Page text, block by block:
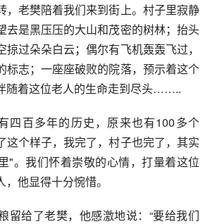
，老樊陪着我们来到街上。村子里寂静
去是黑压压的大山和茂密的树林；抬头
过朵朵白云；偶尔有飞机轰轰飞过，
标志；一座座破败的院落，预示着这个
随着这位老人的生命走到尽头……..
四百多年的历史，原来也有100多个
这个样子，我完了，村子也完了，其实
"。我们怀着崇敬的心情，打量着这位
他显得十分惋惜。
留给了老樊，他感激地说：“要给我们